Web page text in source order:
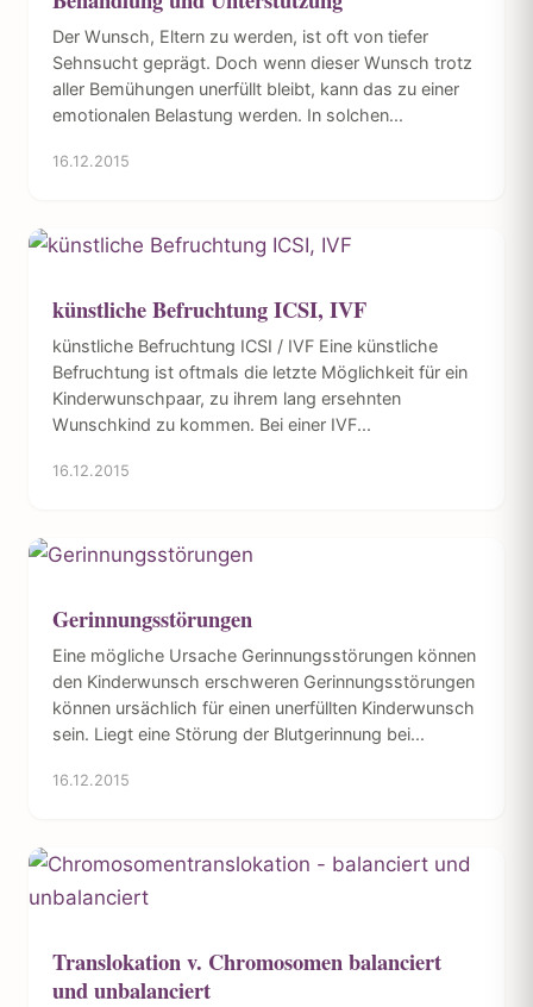
Der Wunsch, Eltern zu werden, ist oft von tiefer
Sehnsucht geprägt. Doch wenn dieser Wunsch trotz
aller Bemühungen unerfüllt bleibt, kann das zu einer
emotionalen Belastung werden. In solchen...
16.12.2015
künstliche Befruchtung ICSI, IVF
künstliche Befruchtung ICSI / IVF Eine künstliche
Befruchtung ist oftmals die letzte Möglichkeit für ein
Kinderwunschpaar, zu ihrem lang ersehnten
Wunschkind zu kommen. Bei einer IVF...
16.12.2015
Gerinnungsstörungen
Eine mögliche Ursache Gerinnungsstörungen können
den Kinderwunsch erschweren Gerinnungsstörungen
können ursächlich für einen unerfüllten Kinderwunsch
sein. Liegt eine Störung der Blutgerinnung bei...
16.12.2015
Translokation v. Chromosomen balanciert
und unbalanciert